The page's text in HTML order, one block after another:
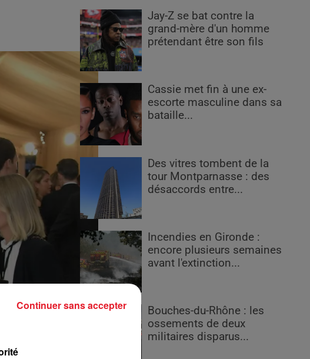
Jay-Z se bat contre la
grand-mère d'un homme
prétendant être son fils
Cassie met fin à une ex-
escorte masculine dans sa
bataille...
Des vitres tombent de la
tour Montparnasse : des
désaccords entre...
Incendies en Gironde :
encore plusieurs semaines
avant l'extinction...
Bouches-du-Rhône : les
ossements de deux
militaires disparus...
Continuer sans accepter